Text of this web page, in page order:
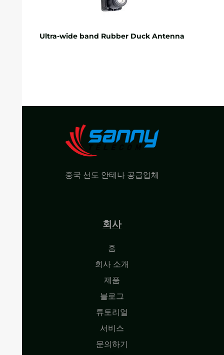
Ultra-wide band Rubber Duck Antenna
중국 선도 안테나 공급업체
회사
홈
회사 소개
제품
블로그
튜토리얼
서비스
문의하기